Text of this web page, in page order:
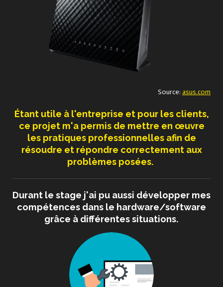
Source: asus.com
Étant utile à l'entreprise et pour les clients,
ce projet m'a permis de mettre en œuvre
les pratiques professionnelles afin de
résoudre et répondre correctement aux
problèmes posées.
Durant le stage j'ai pu aussi développer mes
compétences dans le hardware/software
grâce à différentes situations.